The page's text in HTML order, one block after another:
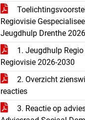
Regiovisie
Jeugdhulp Drenthe
1. Jeugdhulp
Regiovisie 2026-2030
2. Overzicht
reacties
3. Reactie op